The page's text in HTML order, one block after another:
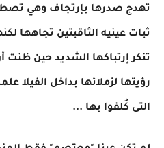
تهدج صدرها بإرتجاف وهي
ثبات عينيه الثاقبتين تجاهها
تنكر إرتباكها الشديد حين ظنت
رؤيتها لزملائها بداخل الفيلا
التى كُلفوا بها ...